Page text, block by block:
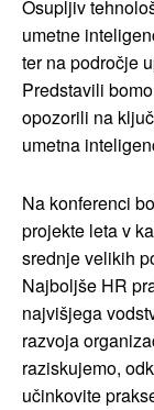
Osupljiv
umetne
ter na področje
Predstavili
opozorili na
umetna
Na konferenci
projekte letav
srednje velikih
Najboljše HR
najvišjega
razvoja
raziskujemo,
učinkovite